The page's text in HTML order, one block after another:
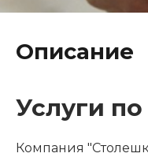
Описание
Услуги
Компания